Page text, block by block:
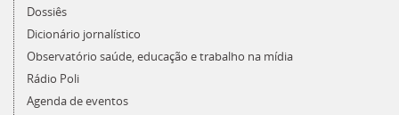
Dossiês
Dicionário jornalístico
Observatório saúde, educação e trabalho na mídia
Rádio Poli
Agenda de eventos